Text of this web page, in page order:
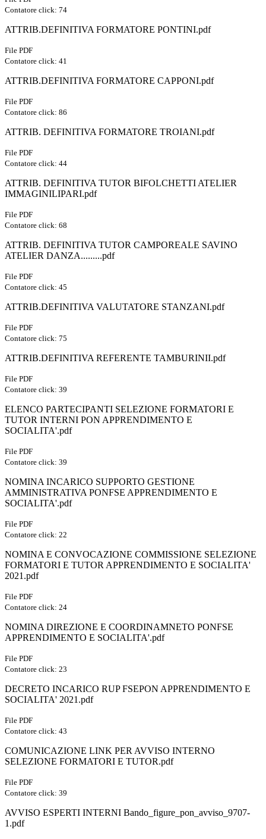
Contatore click: 74
ATTRIB.DEFINITIVA FORMATORE PONTINI.pdf
File PDF
Contatore click: 41
ATTRIB.DEFINITIVA FORMATORE CAPPONI.pdf
File PDF
Contatore click: 86
ATTRIB. DEFINITIVA FORMATORE TROIANI.pdf
File PDF
Contatore click: 44
ATTRIB. DEFINITIVA TUTOR BIFOLCHETTI ATELIER
IMMAGINILIPARI.pdf
File PDF
Contatore click: 68
ATTRIB. DEFINITIVA TUTOR CAMPOREALE SAVINO
ATELIER DANZA.........pdf
File PDF
Contatore click: 45
ATTRIB.DEFINITIVA VALUTATORE STANZANI.pdf
File PDF
Contatore click: 75
ATTRIB.DEFINITIVA REFERENTE TAMBURINII.pdf
File PDF
Contatore click: 39
ELENCO PARTECIPANTI SELEZIONE FORMATORI E
TUTOR INTERNI PON APPRENDIMENTO E
SOCIALITA'.pdf
File PDF
Contatore click: 39
NOMINA INCARICO SUPPORTO GESTIONE
AMMINISTRATIVA PONFSE APPRENDIMENTO E
SOCIALITA'.pdf
File PDF
Contatore click: 22
NOMINA E CONVOCAZIONE COMMISSIONE SELEZIONE
FORMATORI E TUTOR APPRENDIMENTO E SOCIALITA'
2021.pdf
File PDF
Contatore click: 24
NOMINA DIREZIONE E COORDINAMNETO PONFSE
APPRENDIMENTO E SOCIALITA'.pdf
File PDF
Contatore click: 23
DECRETO INCARICO RUP FSEPON APPRENDIMENTO E
SOCIALITA' 2021.pdf
File PDF
Contatore click: 43
COMUNICAZIONE LINK PER AVVISO INTERNO
SELEZIONE FORMATORI E TUTOR.pdf
File PDF
Contatore click: 39
AVVISO ESPERTI INTERNI Bando_figure_pon_avviso_9707-
1.pdf